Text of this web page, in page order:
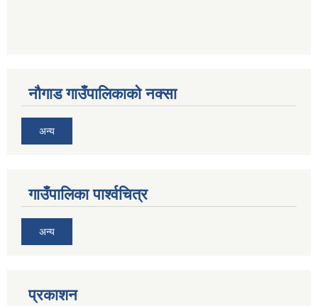
नौगाड गाउँपालिकाको नक्सा
अन्य
गाउँपालिका पार्श्वचित्र
अन्य
प्रकाशन